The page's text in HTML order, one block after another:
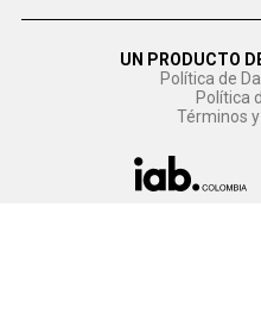
UN PRODUCTO
Política de
Política
Términos